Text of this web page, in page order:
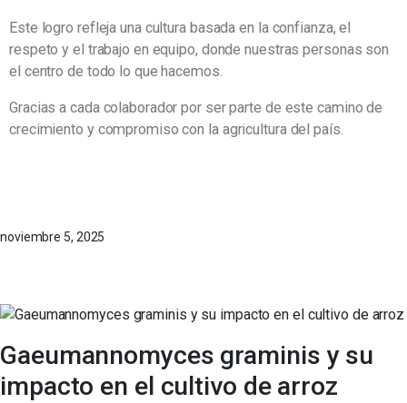
Este logro refleja una cultura basada en la confianza, el
respeto y el trabajo en equipo, donde nuestras personas son
el centro de todo lo que hacemos.
Gracias a cada colaborador por ser parte de este camino de
crecimiento y compromiso con la agricultura del país.
noviembre 5, 2025
Gaeumannomyces graminis y su
impacto en el cultivo de arroz